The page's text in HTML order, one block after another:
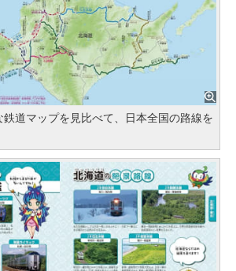
鉄道マップを見比べて、日本全国の路線を